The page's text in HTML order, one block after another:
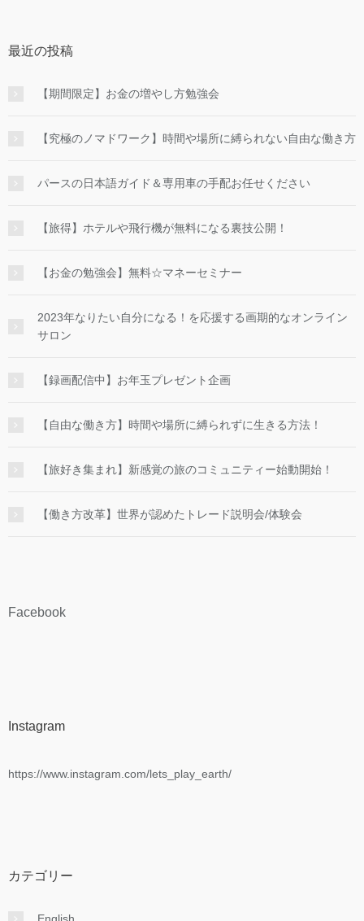
最近の投稿
【期間限定】お金の増やし方勉強会
【究極のノマドワーク】時間や場所に縛られない自由な働き方
パースの日本語ガイド＆専用車の手配お任せください
【旅得】ホテルや飛行機が無料になる裏技公開！
【お金の勉強会】無料☆マネーセミナー
2023年なりたい自分になる！を応援する画期的なオンライン
サロン
【録画配信中】お年玉プレゼント企画
【自由な働き方】時間や場所に縛られずに生きる方法！
【旅好き集まれ】新感覚の旅のコミュニティー始動開始！
【働き方改革】世界が認めたトレード説明会/体験会
Facebook
Instagram
https://www.instagram.com/lets_play_earth/
カテゴリー